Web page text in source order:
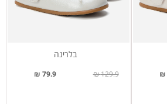
בלרינה
79.9 ₪ 129.9 ₪